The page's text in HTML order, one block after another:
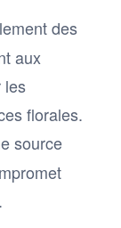
des
aux
les
florales.
source